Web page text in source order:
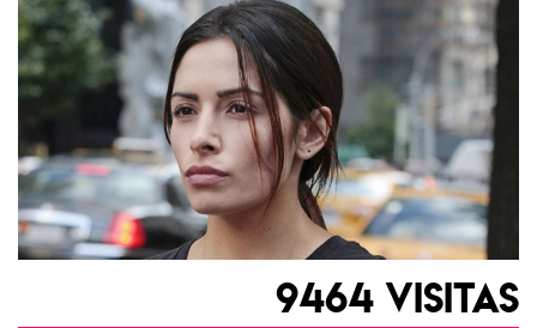
9464 VISITAS